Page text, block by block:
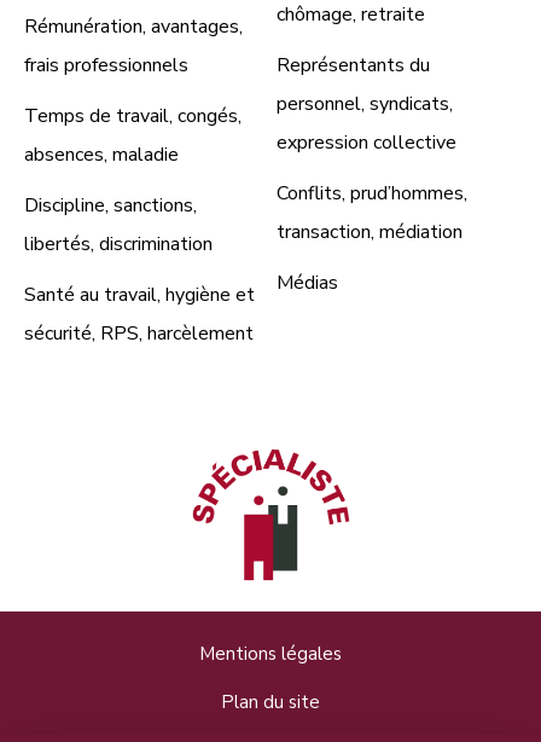
Rémunération, avantages,
frais professionnels
Temps de travail, congés,
absences, maladie
Discipline, sanctions,
libertés, discrimination
Santé au travail, hygiène et
sécurité, RPS, harcèlement
chômage, retraite
Représentants du
personnel, syndicats,
expression collective
Conflits, prud’hommes,
transaction, médiation
Médias
Mentions légales
Plan du site